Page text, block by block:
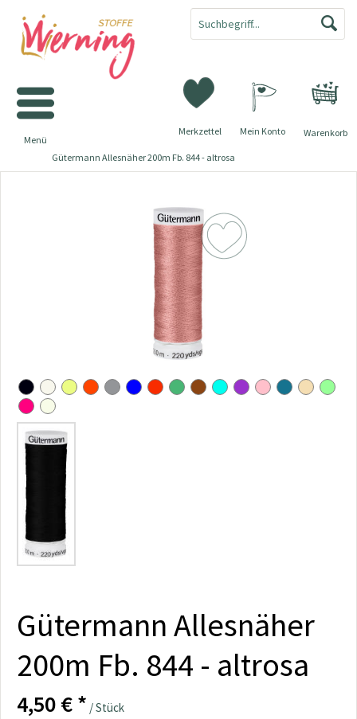
Warenkorb
Merkzettel Mein Konto
Menü
Gütermann Allesnäher 200m Fb. 844 - altrosa
Gütermann Allesnäher
200m Fb. 844 - altrosa
4,50 € * / Stück